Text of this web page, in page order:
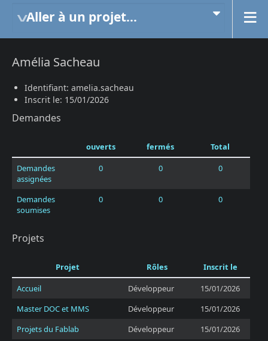
Aller à un projet...
Amélia Sacheau
Identifiant: amelia.sacheau
Inscrit le: 15/01/2026
Demandes
ouverts fermés
Total
Demandes
assignées
0 0 0
Demandes
soumises
0 0 0
Projets
Projet Rôles
Inscrit le
Accueil
Développeur
15/01/2026
Master DOC et MMS
Développeur
15/01/2026
Projets du Fablab
Développeur
15/01/2026